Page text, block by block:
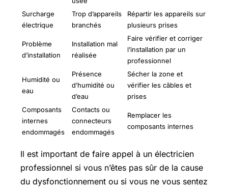
Surcharge
électrique
Trop d’appareils
branchés
Répartir les appareils sur
plusieurs prises
Problème
d’installation
Installation mal
réalisée
Faire vérifier et corriger
l’installation par un
professionnel
Humidité ou
eau
Présence
d’humidité ou
d’eau
Sécher la zone et
vérifier les câbles et
prises
Composants
internes
endommagés
Contacts ou
connecteurs
endommagés
Remplacer les
composants internes
Il est important de faire appel à un électricien
professionnel si vous n’êtes pas sûr de la cause
du dysfonctionnement ou si vous ne vous sentez